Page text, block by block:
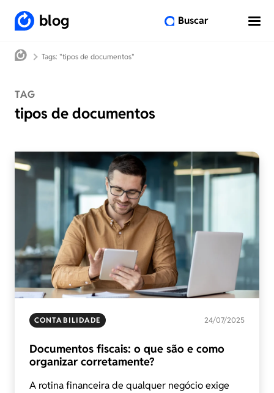
blog Buscar
Tags: "tipos de documentos"
TAG
tipos de documentos
CONTABILIDADE 24/07/2025
Documentos fiscais: o que são e como
organizar corretamente?
A rotina financeira de qualquer negócio exige